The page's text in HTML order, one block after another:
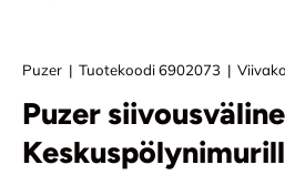
Puzer | Tuotekoodi6902073 |
Puzer